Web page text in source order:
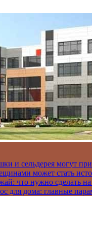
и сельдерея могут
может стать
что нужно сделать на
для дома: главные